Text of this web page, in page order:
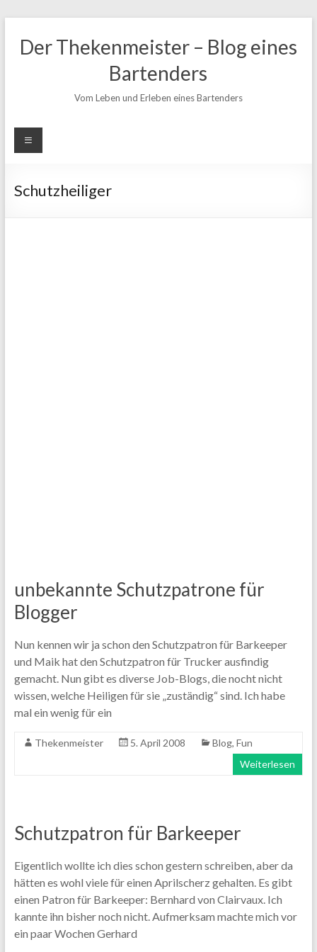
Inhalt
springen
Der Thekenmeister – Blog eines
Bartenders
Vom Leben und Erleben eines Bartenders
Schutzheiliger
unbekannte Schutzpatrone für
Blogger
Nun kennen wir ja schon den Schutzpatron für Barkeeper
und Maik hat den Schutzpatron für Trucker ausfindig
gemacht. Nun gibt es diverse Job-Blogs, die nocht nicht
wissen, welche Heiligen für sie „zuständig“ sind. Ich habe
mal ein wenig für ein
Thekenmeister 5. April 2008 Blog, Fun
Weiterlesen
Schutzpatron für Barkeeper
Eigentlich wollte ich dies schon gestern schreiben, aber da
hätten es wohl viele für einen Aprilscherz gehalten. Es gibt
einen Patron für Barkeeper: Bernhard von Clairvaux. Ich
kannte ihn bisher noch nicht. Aufmerksam machte mich vor
ein paar Wochen Gerhard